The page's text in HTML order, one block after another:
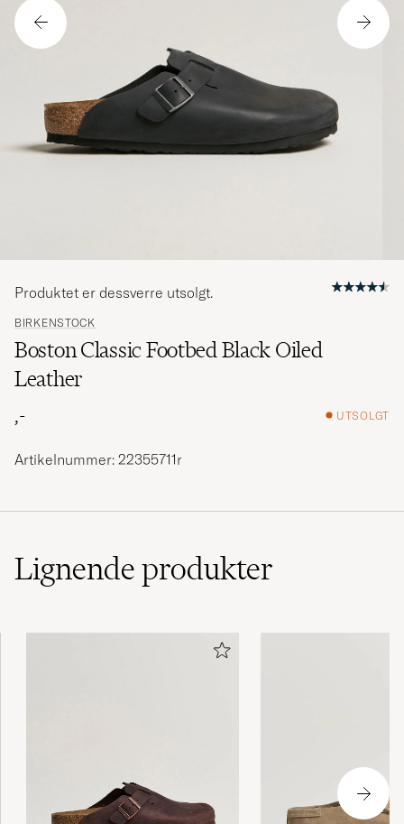
BIRKENSTOCK
Boston Classic Footbed Black Oiled
Leather
,-
UTSOLGT
Produktet er dessverre utsolgt.
Artikelnummer: 22355711r
Lignendeprodukter